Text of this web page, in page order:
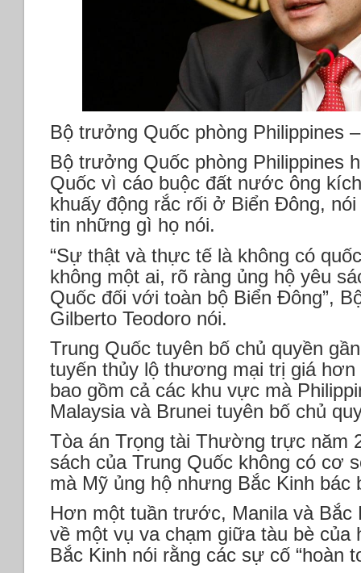
Bộ trưởng Quốc phòng Philippines
Bộ trưởng Quốc phòng Philippines
Quốc vì cáo buộc đất nước ông
khuấy động rắc rối ở Biển Đông,
tin những gì họ nói.
“Sự thật và thực tế là không có
không một ai, rõ ràng ủng hộ yêu
Quốc đối với toàn bộ Biển Đông”,
Gilberto Teodoro nói.
Trung Quốc tuyên bố chủ quyền
tuyến thủy lộ thương mại trị giá
bao gồm cả các khu vực mà
Malaysia và Brunei tuyên bố chủ
Tòa án Trọng tài Thường trực năm
sách của Trung Quốc không có cơ
mà Mỹ ủng hộ nhưng Bắc Kinh bác
Hơn một tuần trước, Manila và Bắc
về một vụ va chạm giữa tàu bè
Bắc Kinh nói rằng các sự cố “hoàn